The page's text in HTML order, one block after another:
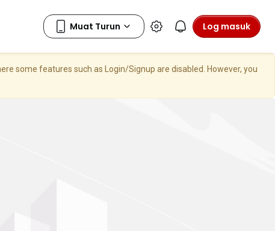
Log masuk
some features such as Login/Signup are disabled. However, you